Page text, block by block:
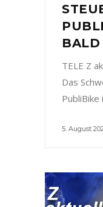
TELE Z
Das
5. August